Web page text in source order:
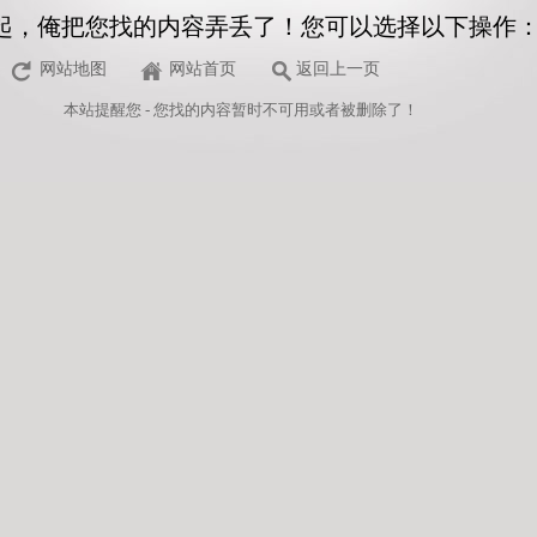
，俺把您找的内容弄丢了！您可以选择以下操作
网站地图 网站首页 返回上一页
本站提醒您 - 您找的内容暂时不可用或者被删除了！